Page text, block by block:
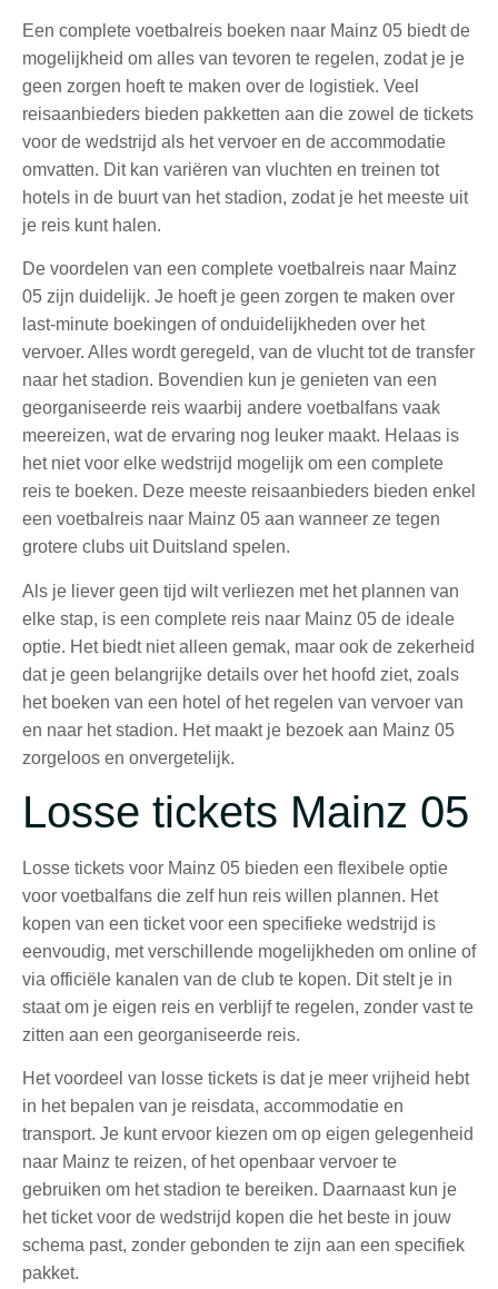
Een complete voetbalreis boeken naar Mainz 05 biedt de
mogelijkheid om alles van tevoren te regelen, zodat je je
geen zorgen hoeft te maken over de logistiek. Veel
reisaanbieders bieden pakketten aan die zowel de tickets
voor de wedstrijd als het vervoer en de accommodatie
omvatten. Dit kan variëren van vluchten en treinen tot
hotels in de buurt van het stadion, zodat je het meeste uit
je reis kunt halen.
De voordelen van een complete voetbalreis naar Mainz
05 zijn duidelijk. Je hoeft je geen zorgen te maken over
last-minute boekingen of onduidelijkheden over het
vervoer. Alles wordt geregeld, van de vlucht tot de transfer
naar het stadion. Bovendien kun je genieten van een
georganiseerde reis waarbij andere voetbalfans vaak
meereizen, wat de ervaring nog leuker maakt. Helaas is
het niet voor elke wedstrijd mogelijk om een complete
reis te boeken. Deze meeste reisaanbieders bieden enkel
een voetbalreis naar Mainz 05 aan wanneer ze tegen
grotere clubs uit Duitsland spelen.
Als je liever geen tijd wilt verliezen met het plannen van
elke stap, is een complete reis naar Mainz 05 de ideale
optie. Het biedt niet alleen gemak, maar ook de zekerheid
dat je geen belangrijke details over het hoofd ziet, zoals
het boeken van een hotel of het regelen van vervoer van
en naar het stadion. Het maakt je bezoek aan Mainz 05
zorgeloos en onvergetelijk.
Losse tickets Mainz 05
Losse tickets voor Mainz 05 bieden een flexibele optie
voor voetbalfans die zelf hun reis willen plannen. Het
kopen van een ticket voor een specifieke wedstrijd is
eenvoudig, met verschillende mogelijkheden om online of
via officiële kanalen van de club te kopen. Dit stelt je in
staat om je eigen reis en verblijf te regelen, zonder vast te
zitten aan een georganiseerde reis.
Het voordeel van losse tickets is dat je meer vrijheid hebt
in het bepalen van je reisdata, accommodatie en
transport. Je kunt ervoor kiezen om op eigen gelegenheid
naar Mainz te reizen, of het openbaar vervoer te
gebruiken om het stadion te bereiken. Daarnaast kun je
het ticket voor de wedstrijd kopen die het beste in jouw
schema past, zonder gebonden te zijn aan een specifiek
pakket.